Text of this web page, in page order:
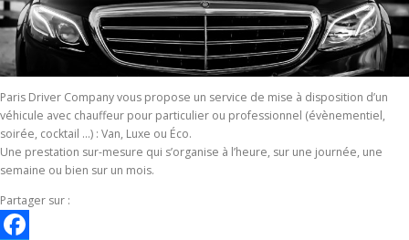
Paris Driver Company vous propose un service de mise à disposition d’un
véhicule avec chauffeur pour particulier ou professionnel (évènementiel,
soirée, cocktail …) : Van, Luxe ou Éco.
Une prestation sur-mesure qui s’organise à l’heure, sur une journée, une
semaine ou bien sur un mois.
Partager sur :